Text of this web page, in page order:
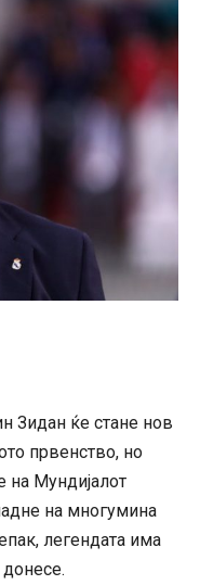
Зидан ќе стане нов
првенство, но
на Мундијалот
на многумина
легендата има